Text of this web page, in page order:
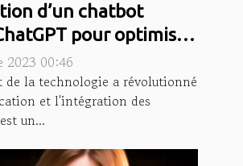
d’un chatbot
pour optimiser
2023 00:46
de la technologie a révolutionné
et l'intégration des
un...